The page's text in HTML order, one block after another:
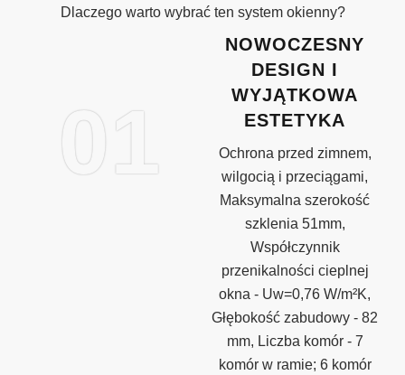
Dlaczego warto wybrać ten system okienny?
01
NOWOCZESNY
DESIGN I
WYJĄTKOWA
ESTETYKA
Ochrona przed zimnem,
wilgocią i przeciągami,
Maksymalna szerokość
szklenia 51mm,
Współczynnik
przenikalności cieplnej
okna - Uw=0,76 W/m²K,
Głębokość zabudowy - 82
mm, Liczba komór - 7
komór w ramie; 6 komór